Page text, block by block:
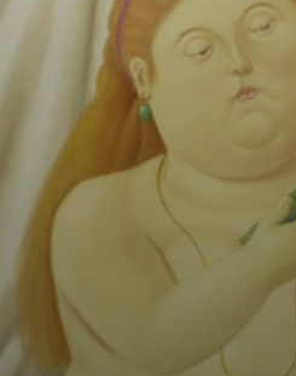
Sa
compte
trois mille
peintures
de deux